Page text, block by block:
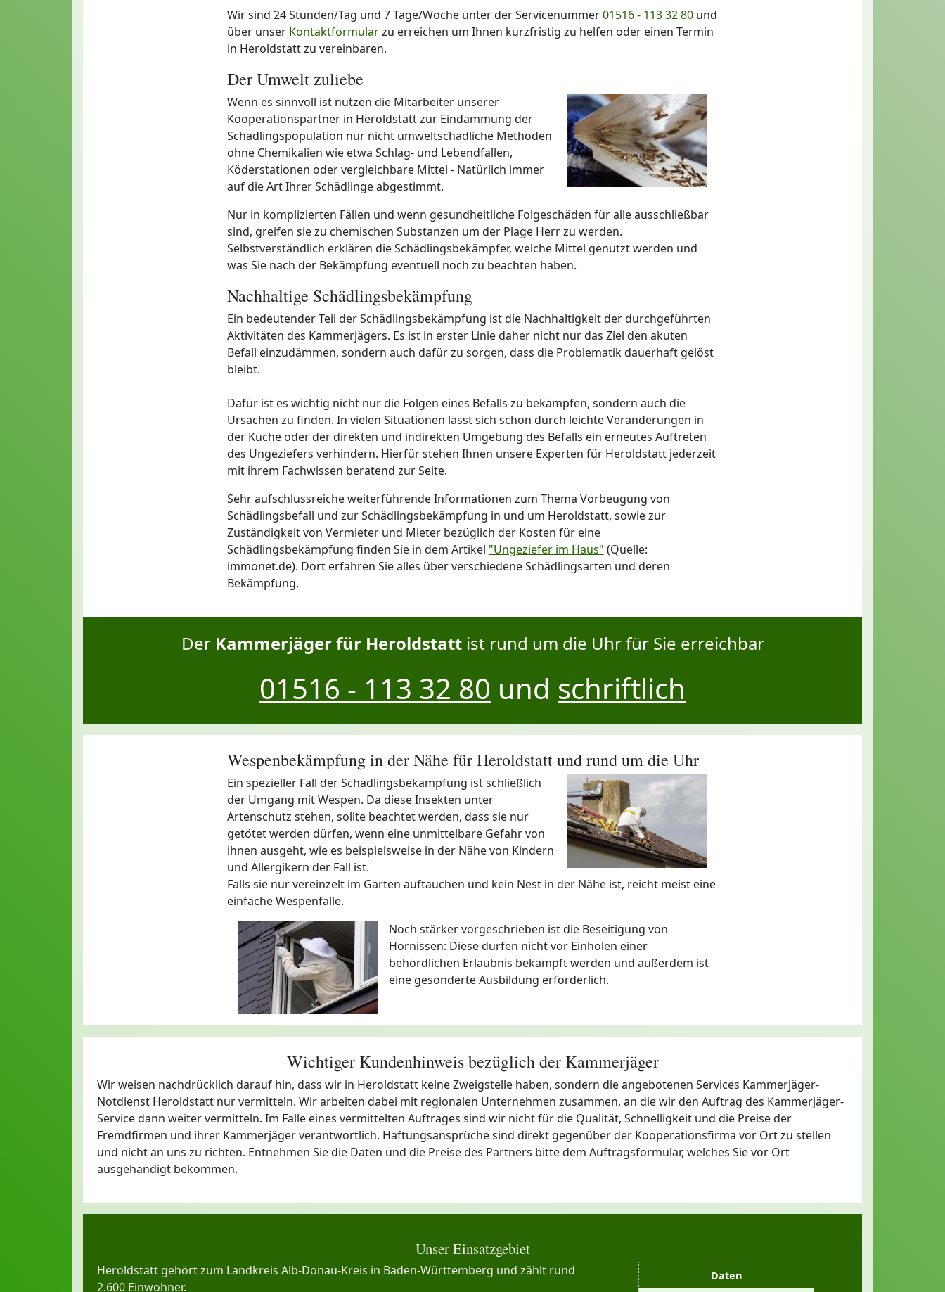
Wir sind 24 Stunden/Tag und 7 Tage/Woche unter der Servicenummer01516 - 113 32 80und
über unser Kontaktformularzu erreichen um Ihnen kurzfristig zu helfen oder einen Termin
in Heroldstatt zu vereinbaren.
Der Umwelt zuliebe
Wenn es sinnvoll ist nutzen die Mitarbeiter unserer
Kooperationspartner in Heroldstatt zur Eindämmung der
Schädlingspopulation nur nicht umweltschädliche Methoden
ohne Chemikalien wie etwa Schlag- und Lebendfallen,
Köderstationen oder vergleichbare Mittel - Natürlich immer
auf die Art Ihrer Schädlinge abgestimmt.
Nur in komplizierten Fällen und wenn gesundheitliche Folgeschäden für alle ausschließbar
sind, greifen sie zu chemischen Substanzen um der Plage Herr zu werden.
Selbstverständlich erklären die Schädlingsbekämpfer, welche Mittel genutzt werden und
was Sie nach der Bekämpfung eventuell noch zu beachten haben.
Nachhaltige Schädlingsbekämpfung
Ein bedeutender Teil der Schädlingsbekämpfung ist die Nachhaltigkeit der durchgeführten
Aktivitäten des Kammerjägers. Es ist in erster Linie daher nicht nur das Ziel den akuten
Befall einzudämmen, sondern auch dafür zu sorgen, dass die Problematik dauerhaft gelöst
bleibt.
Dafür ist es wichtig nicht nur die Folgen eines Befalls zu bekämpfen, sondern auch die
Ursachen zu finden. In vielen Situationen lässt sich schon durch leichte Veränderungen in
der Küche oder der direkten und indirekten Umgebung des Befalls ein erneutes Auftreten
des Ungeziefers verhindern. Hierfür stehen Ihnen unsere Experten für Heroldstatt jederzeit
mit ihrem Fachwissen beratend zur Seite.
Sehr aufschlussreiche weiterführende Informationen zum Thema Vorbeugung von
Schädlingsbefall und zur Schädlingsbekämpfung in und um Heroldstatt, sowie zur
Zuständigkeit von Vermieter und Mieter bezüglich der Kosten für eine
Schädlingsbekämpfung finden Sie in dem Artikel "Ungeziefer im Haus" (Quelle:
immonet.de). Dort erfahren Sie alles über verschiedene Schädlingsarten und deren
Bekämpfung.
Der Kammerjäger für Heroldstattist rund um die Uhr für Sie erreichbar
01516 - 113 32 80 und schriftlich
Wespenbekämpfung in der Nähe für Heroldstatt und rund um die Uhr
Ein spezieller Fall der Schädlingsbekämpfung ist schließlich
der Umgang mit Wespen. Da diese Insekten unter
Artenschutz stehen, sollte beachtet werden, dass sie nur
getötet werden dürfen, wenn eine unmittelbare Gefahr von
ihnen ausgeht, wie es beispielsweise in der Nähe von Kindern
und Allergikern der Fall ist.
Falls sie nur vereinzelt im Garten auftauchen und kein Nest in der Nähe ist, reicht meist eine
einfache Wespenfalle.
Noch stärker vorgeschrieben ist die Beseitigung von
Hornissen: Diese dürfen nicht vor Einholen einer
behördlichen Erlaubnis bekämpft werden und außerdem ist
eine gesonderte Ausbildung erforderlich.
Wichtiger Kundenhinweis bezüglich der Kammerjäger
Wir weisen nachdrücklich darauf hin, dass wir in Heroldstatt keine Zweigstelle haben, sondern die angebotenen Services Kammerjäger-
Notdienst Heroldstatt nur vermitteln. Wir arbeiten dabei mit regionalen Unternehmen zusammen, an die wir den Auftrag des Kammerjäger-
Service dann weiter vermitteln. Im Falle eines vermittelten Auftrages sind wir nicht für die Qualität, Schnelligkeit und die Preise der
Fremdfirmen und ihrer Kammerjäger verantwortlich. Haftungsansprüche sind direkt gegenüber der Kooperationsfirma vor Ort zu stellen
und nicht an uns zu richten. Entnehmen Sie die Daten und die Preise des Partners bitte dem Auftragsformular, welches Sie vor Ort
ausgehändigt bekommen.
Unser Einsatzgebiet
Daten
Heroldstatt gehört zum Landkreis Alb-Donau-Kreis in Baden-Württemberg und zählt rund
2.600 Einwohner.